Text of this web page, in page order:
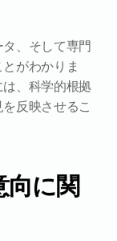
、そして専門
がわかりま
、科学的根拠
反映させるこ
向に関